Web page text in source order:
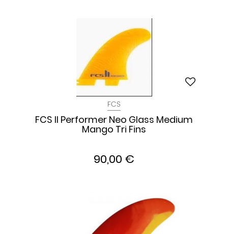
FCS
FCS II Performer Neo Glass Medium
Mango Tri Fins
90,00 €